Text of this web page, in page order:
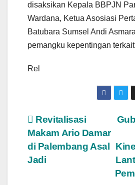
disaksikan Kepala BBPJN
Wardana, Ketua Asosiasi
Batubara Sumsel Andi
pemangku kepentingan
Rel
Navigasi
pos
Revitalisasi
Makam Ario Damar
di Palembang Asal
Jadi